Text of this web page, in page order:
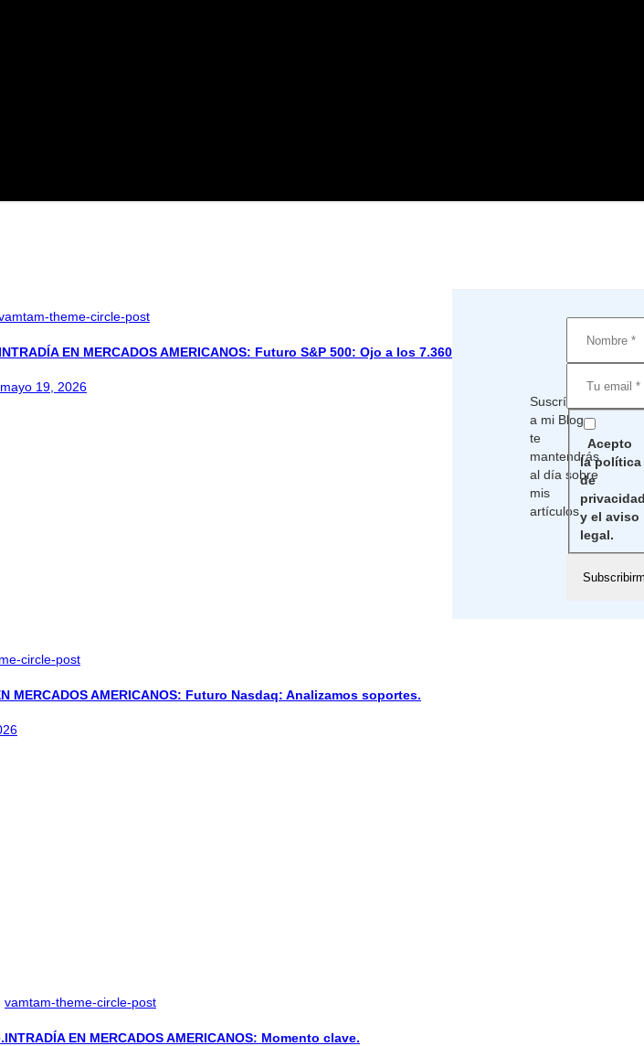
comente.
theme-circle-post
INTRADÍA EN MERCADOS AMERICANOS: Futuro S&P 500: Ojo a los 7.360
mayo 19, 2026
circle-post
MERCADOS AMERICANOS: Futuro Nasdaq: Analizamos soportes.
vamtam-theme-circle-post
INTRADÍA EN MERCADOS AMERICANOS: Momento clave.
Suscríbete
a mi Blog,
te
mantendrás
al día sobre
mis
artículos
Acepto
la política
de
y el aviso
legal.